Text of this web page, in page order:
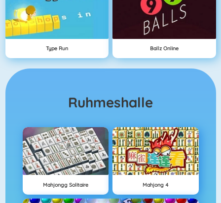
Type Run Ballz Online
Ruhmeshalle
Mahjongg Solitaire Mahjong 4